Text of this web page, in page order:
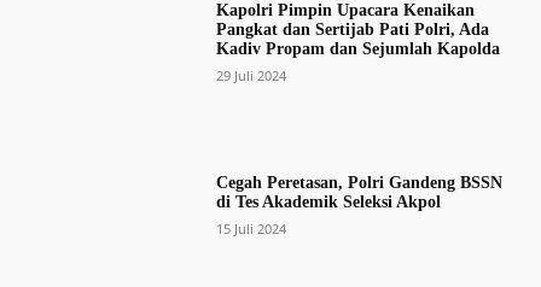
Kapolri Pimpin Upacara Kenaikan
Pangkat dan Sertijab Pati Polri, Ada
Kadiv Propam dan Sejumlah Kapolda
29 Juli 2024
Cegah Peretasan, Polri Gandeng BSSN
di Tes Akademik Seleksi Akpol
15 Juli 2024